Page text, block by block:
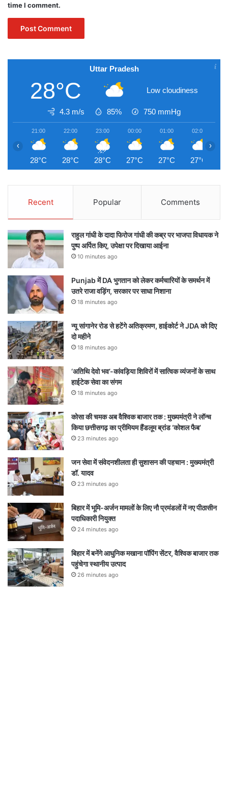
time I comment.
Uttar Pradesh
28°C Low cloudiness
4.3 m/s 85% 750 mmHg
21:00
28°C
22:00
28°C
23:00
28°C
00:00
27°C
01:00
27°C
02:00
27°C
‹ ›
Recent Popular Comments
राहुल गांधी के दादा फिरोज गांधी की कब्र पर भाजपा विधायक ने
पुष्प अर्पित किए, उपेक्षा पर दिखाया आईना
10 minutes ago
Punjab में DA भुगतान को लेकर कर्मचारियों के समर्थन में
उतरे राजा वड़िंग, सरकार पर साधा निशाना
18 minutes ago
न्यू सांगानेर रोड से हटेंगे अतिक्रमण, हाईकोर्ट ने JDA को दिए
दो महीने
18 minutes ago
‘अतिथि देवो भव’-कांवड़िया शिविरों में सात्विक व्यंजनों के साथ
हाईटेक सेवा का संगम
18 minutes ago
कोसा की चमक अब वैश्विक बाजार तक : मुख्यमंत्री ने लॉन्च
किया छत्तीसगढ़ का प्रीमियम हैंडलूम ब्रांड ‘कोशल फैब’
23 minutes ago
जन सेवा में संवेदनशीलता ही सुशासन की पहचान : मुख्यमंत्री
डॉ. यादव
23 minutes ago
बिहार में भूमि-अर्जन मामलों के लिए नौ प्रमंडलों में नए पीठासीन
पदाधिकारी नियुक्त
24 minutes ago
बिहार में बनेंगे आधुनिक मखाना पॉपिंग सेंटर, वैश्विक बाजार तक
पहुंचेगा स्थानीय उत्पाद
26 minutes ago